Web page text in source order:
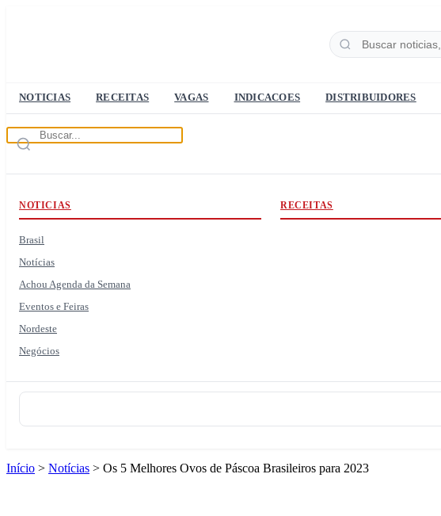
NOTICIAS RECEITAS VAGAS INDICACOES DISTRIBUIDORES
NOTICIAS
Brasil
Notícias
Achou Agenda da Semana
Eventos e Feiras
Nordeste
Negócios
RECEITAS
Início > Notícias > Os 5 Melhores Ovos de Páscoa Brasileiros para 2023